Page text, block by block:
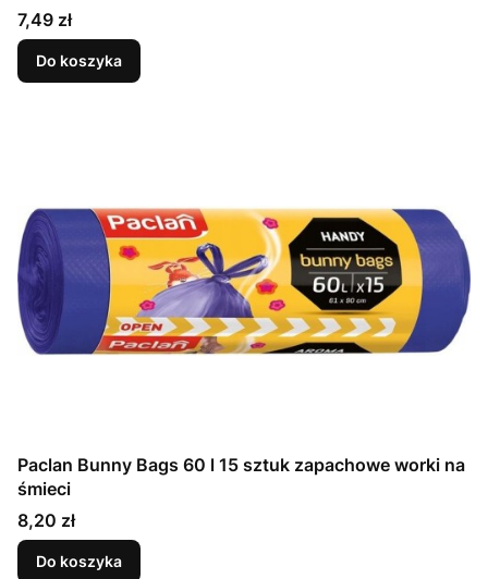
Cena
7,49 zł
Do koszyka
Paclan Bunny Bags 60 l 15 sztuk zapachowe worki na
śmieci
Cena
8,20 zł
Do koszyka